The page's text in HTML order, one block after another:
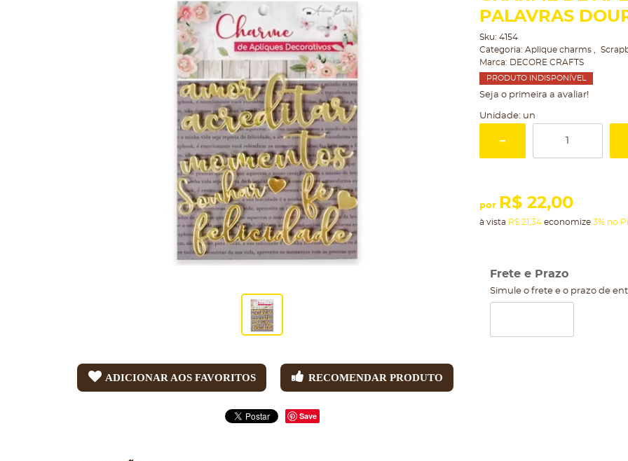
ADICIONAR AOS FAVORITOS RECOMENDAR PRODUTO
Save
PALAVRAS
Sku: 4154
Categoria: Aplique charms
Marca: DECORE CRAFTS
PRODUTO INDISPONÍVEL
Seja o primeira a avaliar!
Unidade: un
por R$ 22,00
à vista R$ 21,34economize 3% no
Frete e Prazo
Simule o frete e o prazo de